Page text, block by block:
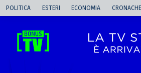
POLITICA ESTERI ECONOMIA CRONACHE